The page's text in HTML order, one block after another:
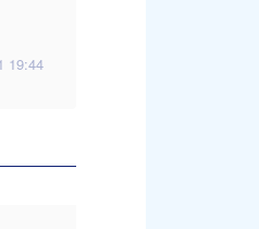
19:44